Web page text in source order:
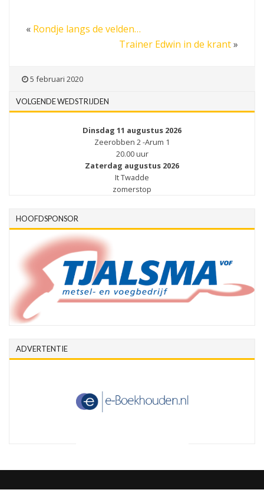
« Rondje langs de velden…
Trainer Edwin in de krant»
5 februari 2020
VOLGENDE WEDSTRIJDEN
Dinsdag 11 augustus 2026
Zeerobben 2 -Arum 1
20.00 uur
Zaterdag augustus 2026
It Twadde
zomerstop
HOOFDSPONSOR
ADVERTENTIE